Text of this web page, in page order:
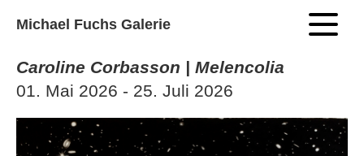
Michael Fuchs Galerie
Caroline Corbasson | Melencolia
01. Mai 2026 - 25. Juli 2026